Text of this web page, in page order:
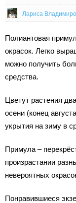
Лариса
Полиантовая
окрасок. Легко
можно получить
средства.
Цветут растения
осени (конец
укрытия на зиму в
Примула –
произрастании
невероятных
Понравившиеся